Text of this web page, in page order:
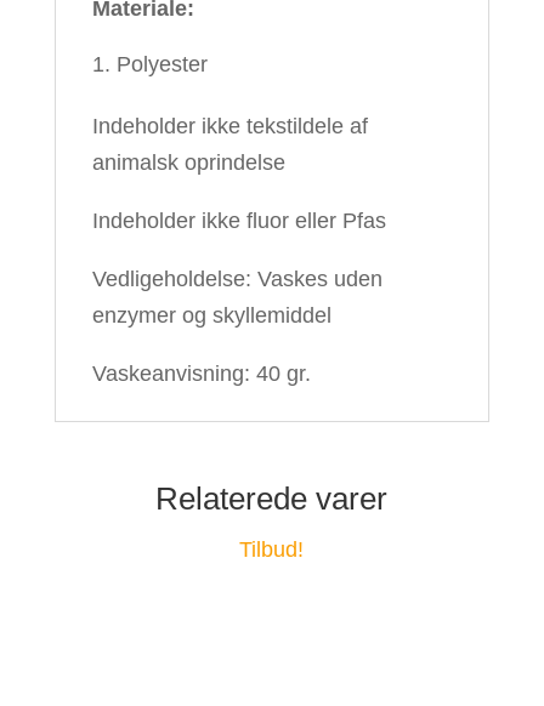
Materiale:
Polyester
Indeholder ikke tekstildele af
animalsk oprindelse
Indeholder ikke fluor eller Pfas
Vedligeholdelse: Vaskes uden
enzymer og skyllemiddel
Vaskeanvisning: 40 gr.
Relaterede varer
Tilbud!